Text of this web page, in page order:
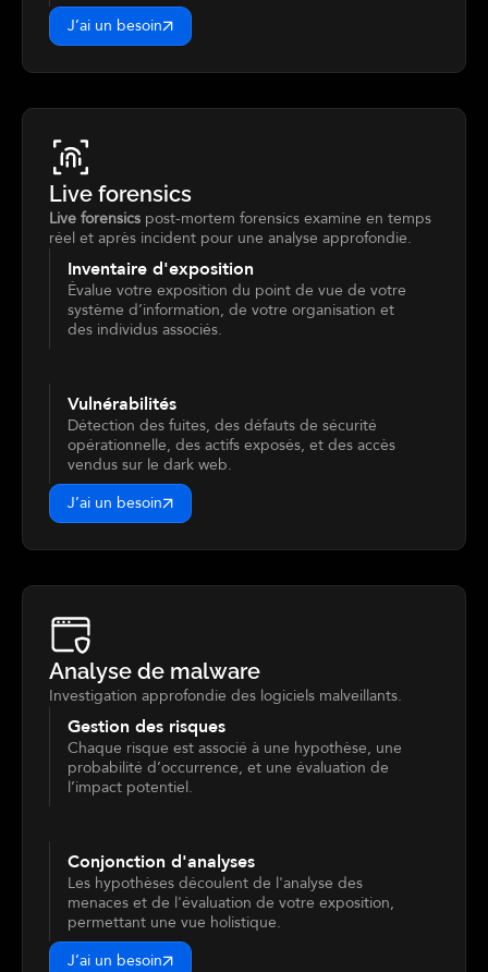
J’ai un besoin
Live forensics
Live forensics post-mortem forensics examine en temps
réel et après incident pour une analyse approfondie.
J’ai un besoin
Inventaire d'exposition
Évalue votre exposition du point de vue de votre
système d’information, de votre organisation et
des individus associés.
Vulnérabilités
Détection des fuites, des défauts de sécurité
opérationnelle, des actifs exposés, et des accès
vendus sur le dark web.
Analyse de malware
Investigation approfondie des logiciels malveillants.
J’ai un besoin
Gestion des risques
Chaque risque est associé à une hypothèse, une
probabilité d’occurrence, et une évaluation de
l’impact potentiel.
Conjonction d'analyses
Les hypothèses découlent de l'analyse des
menaces et de l'évaluation de votre exposition,
permettant une vue holistique.